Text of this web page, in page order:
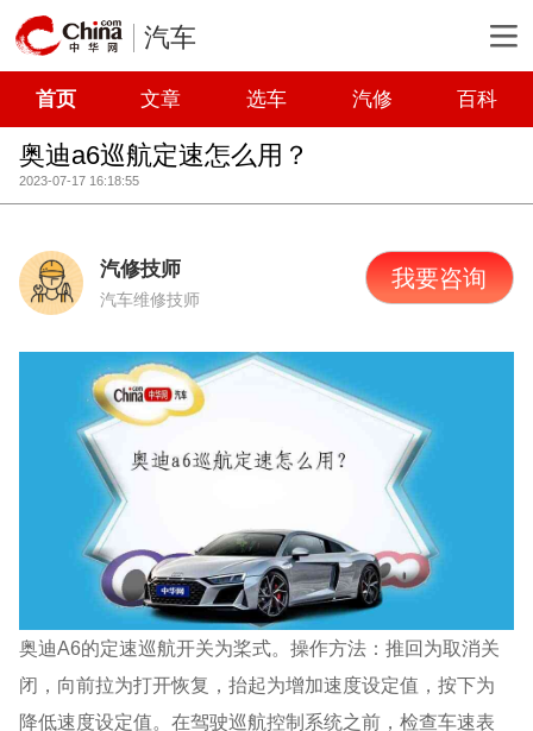
汽车
首页 文章 选车 汽修 百科
奥迪a6巡航定速怎么用？
2023-07-17 16:18:55
汽修技师
汽车维修技师
我要咨询
奥迪A6的定速巡航开关为桨式。操作方法：推回为取消关
闭，向前拉为打开恢复，抬起为增加速度设定值，按下为
降低速度设定值。在驾驶巡航控制系统之前，检查车速表